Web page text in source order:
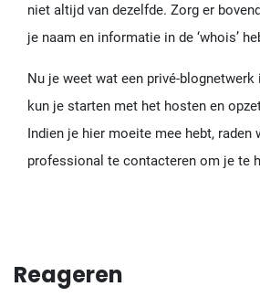
niet altijd van dezelfde. Zorg er
je naam en informatie in de ‘whois’
Nu je weet wat een privé-
kun je starten met het hosten en
Indien je hier moeite mee hebt, raden
professional te contacteren om je te
Reageren